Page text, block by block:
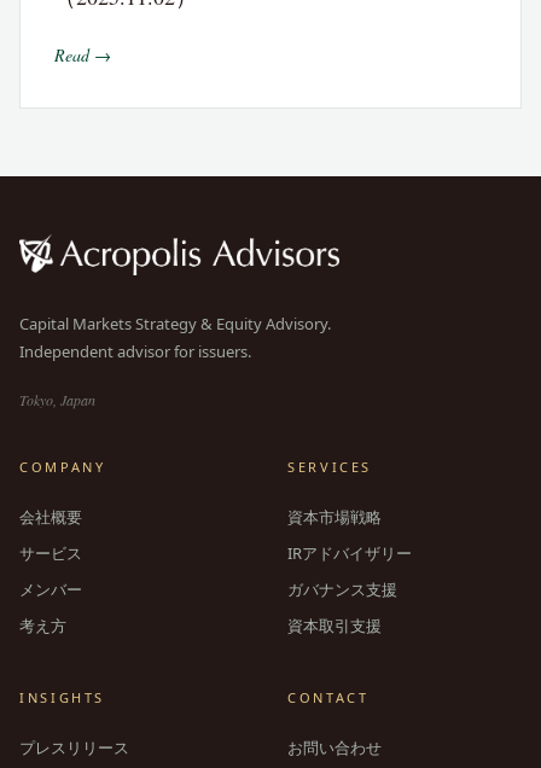
Read →
Capital Markets Strategy & Equity Advisory.
Independent advisor for issuers.
Tokyo, Japan
COMPANY
会社概要
サービス
メンバー
考え方
SERVICES
資本市場戦略
IRアドバイザリー
ガバナンス支援
資本取引支援
INSIGHTS
プレスリリース
CONTACT
お問い合わせ